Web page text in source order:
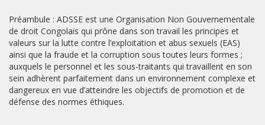
Préambule : ADSSE est une Organisation Non Gouvernementale
de droit Congolais qui prône dans son travail les principes et
valeurs sur la lutte contre l’exploitation et abus sexuels (EAS)
ainsi que la fraude et la corruption sous toutes leurs formes ;
auxquels le personnel et les sous-traitants qui travaillent en son
sein adhèrent parfaitement dans un environnement complexe et
dangereux en vue d’atteindre les objectifs de promotion et de
défense des normes éthiques.